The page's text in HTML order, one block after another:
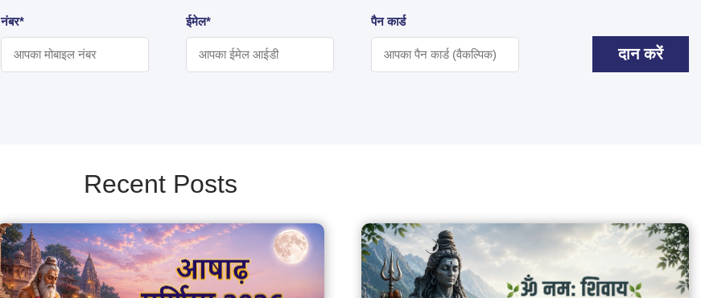
नंबर* ईमेल* पैन कार्ड
दान करें
Recent Posts